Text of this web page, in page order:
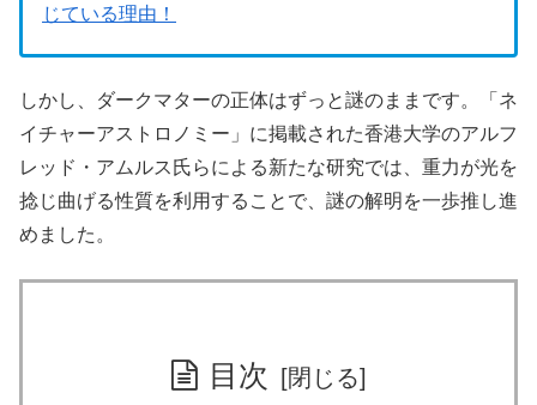
じている理由！
しかし、ダークマターの正体はずっと謎のままです。「ネ
イチャーアストロノミー」に掲載された香港大学のアルフ
レッド・アムルス氏らによる新たな研究では、重力が光を
捻じ曲げる性質を利用することで、謎の解明を一歩推し進
めました。
目次